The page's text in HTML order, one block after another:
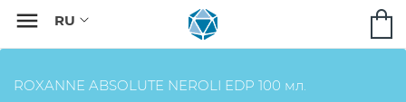

ROXANNE ABSOLUTE NEROLI EDP 100 мл.